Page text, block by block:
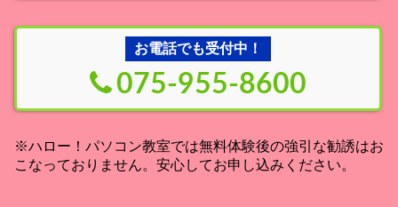
お電話でも受付中！
075-955-8600
※ハロー！パソコン教室では無料体験後の強引な勧誘はお
こなっておりません。安心してお申し込みください。